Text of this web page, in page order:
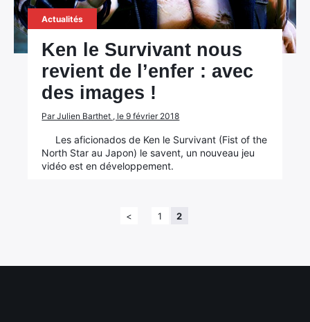
Actualités
Ken le Survivant nous
revient de l’enfer : avec
des images !
Par Julien Barthet , le 9 février 2018
Les aficionados de Ken le Survivant (Fist of the
North Star au Japon) le savent, un nouveau jeu
vidéo est en développement.
< 1 2